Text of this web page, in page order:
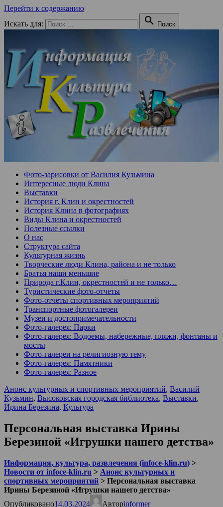
Перейти к содержанию
Искать для:
 Поиск
Фото-зарисовки от Василия Кузьмина
Интересные люди Клина
Выставки
История г. Клин и окрестностей
История Клина в фотографиях
Виды Клина и окрестностей
Полезные ссылки
О нас
Структура сайта
Культурная жизнь
Творческие люди Клина, района и не только
Братья наши меньшие
Природа г.Клин, окрестностей и не только…
Туристические фото-отчеты
Фото-отчеты спортивных мероприятий
Транспортные фотогалереи
Музеи и достопримечательности
Фото-галерея: Парки
Фото-галерея: Водоемы, набережные, пляжи, фонтаны и
мосты
Фото-галереи на религиозную тему
Фото-галерея: Памятники
Фото-галерея: Разное
Анонс культурных и спортивных мероприятий, Василий
Кузьмин, Высоковская городская библиотека, Выставки,
Ирина Березина, Культура
Персональная выставка Ирины
Березиной «Игрушки нашего детства»
Информация, культура, развлечения (infoce-klin.ru) >
Новости от infoce-klin.ru > Анонс культурных и
спортивных мероприятий > Персональная выставка
Ирины Березиной «Игрушки нашего детства»
Опубликовано14.03.2024 Авторinformer